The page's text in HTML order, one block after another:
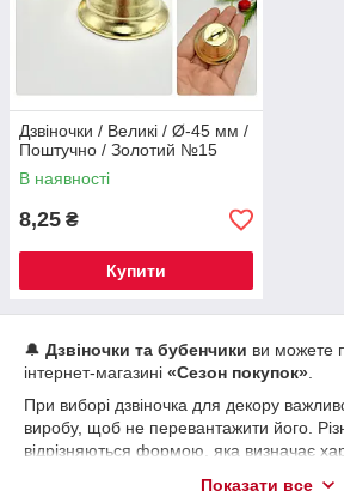
Дзвіночки / Великі / Ø-45 мм /
Поштучно / Золотий №15
В наявності
8,25 ₴
Купити
🔔 Дзвіночки та бубенчики ви можете
інтернет-магазині «Сезон покупок»
При виборі дзвіночка для декору
виробу, щоб не перевантажити його.
відрізняються формою, яка визначає
Показати все